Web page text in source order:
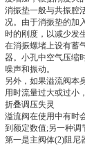
消振垫一般与共振腔
况。由于消振垫的加
时的刚度，以减少发
在消振螺堵上设有蓄
器。小孔中空气压缩
噪声和振动。
另外，如果溢流阀本
用时流量过大或过小
折叠调压失灵
溢流阀在使用中有时
到额定数值;另一种调
第一是主阀体(2)阻尼